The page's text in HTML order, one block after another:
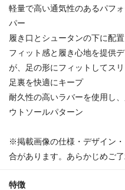
軽量で高い通気性のあるパフ
パー
履き口とシュータンの下に配
フィット感と履き心地を提供
が、足の形にフィットしてス
足裏を快適にキープ
耐久性の高いラバーを使用し
ウトソールパターン
※掲載画像の仕様・デザイン
合があります。あらかじめご了
特徴